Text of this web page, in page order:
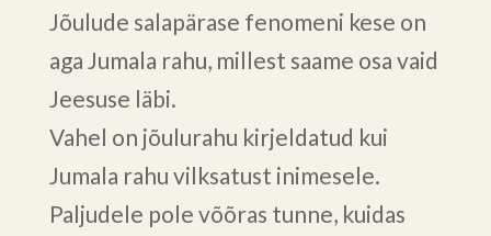
Jõulude salapärase fenomeni kese on
aga Jumala rahu, millest saame osa vaid
Jeesuse läbi.
Vahel on jõulurahu kirjeldatud kui
Jumala rahu vilksatust inimesele.
Paljudele pole võõras tunne, kuidas